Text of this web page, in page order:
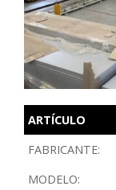
ARTÍCULO
FABRICANTE:
MODELO: